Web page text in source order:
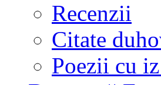
Recenzii
Citate
Poezii cu